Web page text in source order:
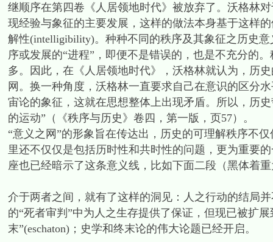
继顺序在第四卷《人居领地时代》被放弃了。沃格林
现经验与象征的主要发展，这样的做法本身基于这样
解性(intelligibility)。种种不同的秩序及其象征之历史
序或发展的“进程”，即便不是错误的，也是不充分的
多。因此，在《人居领地时代》，沃格林就认为，历
网。换一种角度，沃格林一直要求自己在意识的区分
宙论的象征，这就在思想整体上出现矛盾。所以，历
的运动”（《秩序与历史》卷四，第一版，页57）。
“意义之网”的形象旨在传达出，历史的可理解秩序不
里还不仅仅是包括历时性和共时性的问题，更为重要
座也已经暗示了这条意义线，比如下面二段（黑体着
介于两者之间，就有了这样的洞见：人之行动的结局
的“死者审判”中为人之生存提供了保证，但现已被扩
末”(eschaton)；史学和终末论的伟大论题已经开启。